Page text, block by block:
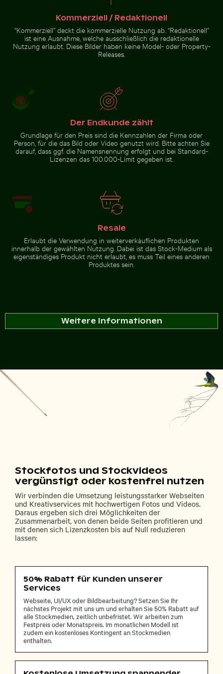
Sonnentag
Wunderkerze mit Botschaft Budget verbrannt
Mönchsittich im Flug mit Ästen
im Flug mit
Ästen vor
blauem
Himmel
Zur Stock-Kollektion
Kommerziell / Redaktionell
“Kommerziell” deckt die kommerzielle Nutzung ab. “Redaktionell”
ist eine Ausnahme, welche ausschließlich die redaktionelle
Nutzung erlaubt. Diese Bilder haben keine Model- oder Property-
Releases.
Der Endkunde zählt
Grundlage für den Preis sind die Kennzahlen der Firma oder
Person, für die das Bild oder Video genutzt wird. Bitte achten Sie
darauf, dass ggf. die Namensnennung erfolgt und bei Standard-
Lizenzen das 100.000-Limit gegeben ist.
Resale
Erlaubt die Verwendung in weiterverkäuflichen Produkten
innerhalb der gewählten Nutzung. Dabei ist das Stock-Medium als
eigenständiges Produkt nicht erlaubt, es muss Teil eines anderen
Produktes sein.
Weitere Informationen
Stockfotos und Stockvideos
vergünstigt oder kostenfrei nutzen
Wir verbinden die Umsetzung leistungsstarker Webseiten
und Kreativservices mit hochwertigen Fotos und Videos.
Daraus ergeben sich drei Möglichkeiten der
Zusammenarbeit, von denen beide Seiten profitieren und
mit denen sich Lizenzkosten bis auf Null reduzieren
lassen:
50% Rabatt für Kunden unserer
Services
Webseite, UI/UX oder Bildbearbeitung? Setzen Sie Ihr
nächstes Projekt mit uns um und erhalten Sie 50% Rabatt auf
alle Stockmedien, zeitlich unbefristet. Wir arbeiten zum
Festpreis oder Monatspreis. Im monatlichen Modell ist
zudem ein kostenloses Kontingent an Stockmedien
enthalten.